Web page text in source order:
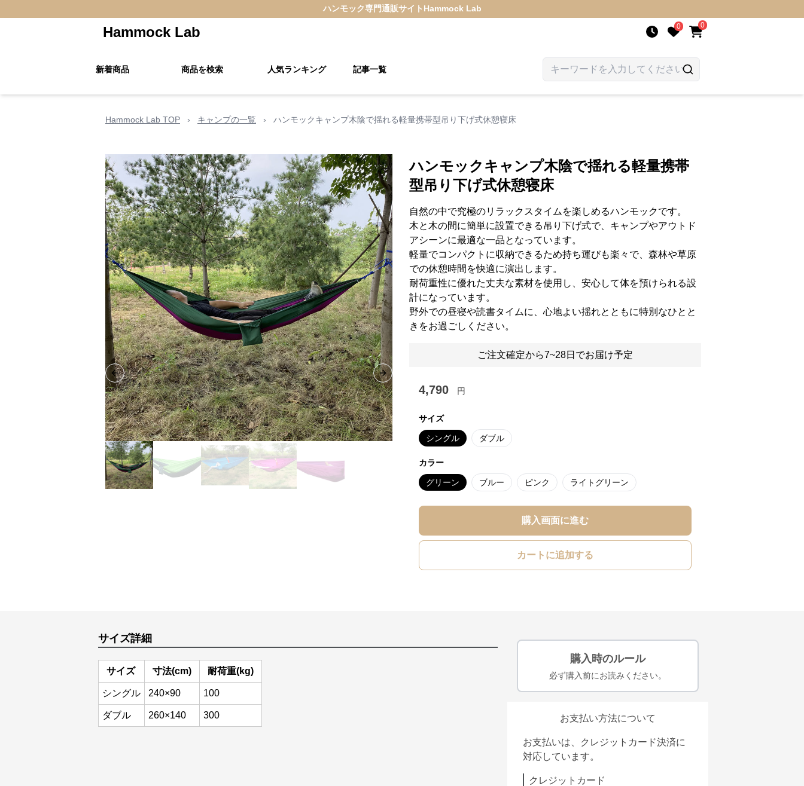
ハンモック専門通販サイト Hammock Lab
Hammock Lab 0 0
新着商品 商品を検索 人気ランキング 記事一覧
Hammock Lab TOP › キャンプの一覧 › ハンモックキャンプ木陰で揺れる軽量携帯型吊り下げ式休憩寝床
Previous slide Next slide
ハンモックキャンプ木陰で揺れる軽量携帯
型吊り下げ式休憩寝床
自然の中で究極のリラックスタイムを楽しめるハンモックです。
木と木の間に簡単に設置できる吊り下げ式で、キャンプやアウトド
アシーンに最適な一品となっています。
軽量でコンパクトに収納できるため持ち運びも楽々で、森林や草原
での休憩時間を快適に演出します。
耐荷重性に優れた丈夫な素材を使用し、安心して体を預けられる設
計になっています。
野外での昼寝や読書タイムに、心地よい揺れとともに特別なひとと
きをお過ごしください。
ご注文確定から7~28日でお届け予定
4,790 円
サイズ
シングル ダブル
カラー
グリーン ブルー ピンク ライトグリーン
購入画面に進む
カートに追加する
サイズ詳細
サイズ 寸法(cm) 耐荷重(kg)
シングル 240×90 100
ダブル 260×140 300
購入時のルール
必ず購入前にお読みください。
お支払い方法について
お支払いは、クレジットカード決済に
対応しています。
クレジットカード